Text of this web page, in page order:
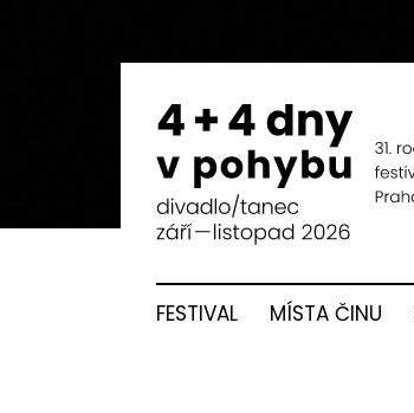
FESTIVAL MÍSTA ČINU